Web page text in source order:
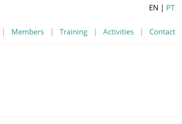
| Members | Training | Activities | Contact
EN | PT